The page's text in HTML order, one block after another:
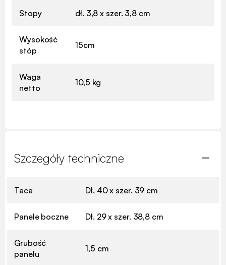
Stopy dł. 3,8 x szer. 3,8 cm
Wysokość
stóp
15cm
Waga
netto
10,5 kg
Szczegóły techniczne
Taca Dł. 40 x szer. 39 cm
Panele boczne Dł. 29 x szer. 38,8 cm
Grubość
panelu
1,5 cm